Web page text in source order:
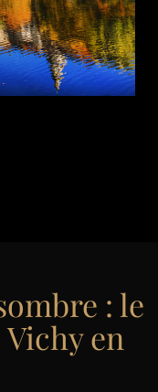
: le
en